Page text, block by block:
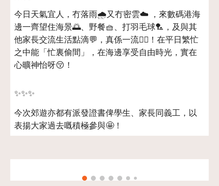
今日天氣宜人，冇落雨🌧️又冇密雲☁️ ，來數碼港海
邊一齊望住海景🌅、野餐🧺、打羽毛球🏸，及與其
他家長交流生活點滴💬，真係一流👍🏻！在平日繁忙
之中能「忙裏偷間」，在海邊享受自由時光，實在
心曠神怡呀😚！
✨✨✨
今次郊遊亦都有派發證書俾學生、家長同義工，以
表揚大家過去嘅積極參與🤩！